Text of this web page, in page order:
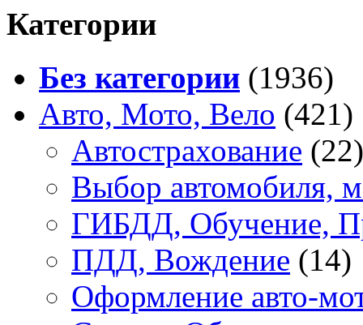
Категории
Без категории (1936)
Авто, Мото, Вело (421)
Автострахование (22)
Выбор автомобиля,
ГИБДД, Обучение,
ПДД, Вождение (14)
Оформление авто-